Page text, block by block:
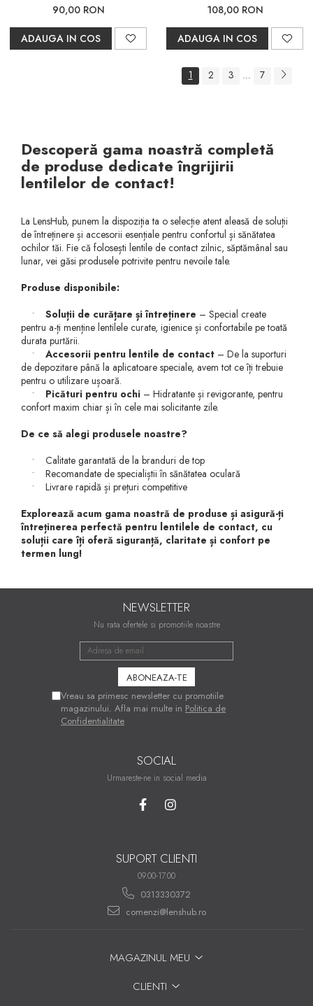
90,00 RON
ADAUGA IN COS
108,00 RON
ADAUGA IN COS
1 2 3 ... 7
Descoperă gama noastră completă
de produse dedicate îngrijirii
lentilelor de contact!
La LensHub, punem la dispoziția ta o selecție atent aleasă de soluții
de întreținere și accesorii esențiale pentru confortul și sănătatea
ochilor tăi. Fie că folosești lentile de contact zilnic, săptămânal sau
lunar, vei găsi produsele potrivite pentru nevoile tale.
Produse disponibile:
• Soluții de curățare și întreținere – Special create
pentru a-ți menține lentilele curate, igienice și confortabile pe toată
durata purtării.
• Accesorii pentru lentile de contact – De la suporturi
de depozitare până la aplicatoare speciale, avem tot ce îți trebuie
pentru o utilizare ușoară.
• Picături pentru ochi – Hidratante și revigorante, pentru
confort maxim chiar și în cele mai solicitante zile.
De ce să alegi produsele noastre?
• Calitate garantată de la branduri de top
• Recomandate de specialiștii în sănătatea oculară
• Livrare rapidă și prețuri competitive
Explorează acum gama noastră de produse și asigură-ți
întreținerea perfectă pentru lentilele de contact, cu
soluții care îți oferă siguranță, claritate și confort pe
termen lung!
NEWSLETTER
Nu rata ofertele si promotiile noastre
Vreau sa primesc newsletter cu promotiile
magazinului. Afla mai multe in Politica de
Confidentialitate
SOCIAL
Urmareste-ne in social media
SUPORT CLIENTI
09.00-17.00
0313330372
comenzi@lenshub.ro
MAGAZINUL MEU
CLIENTI